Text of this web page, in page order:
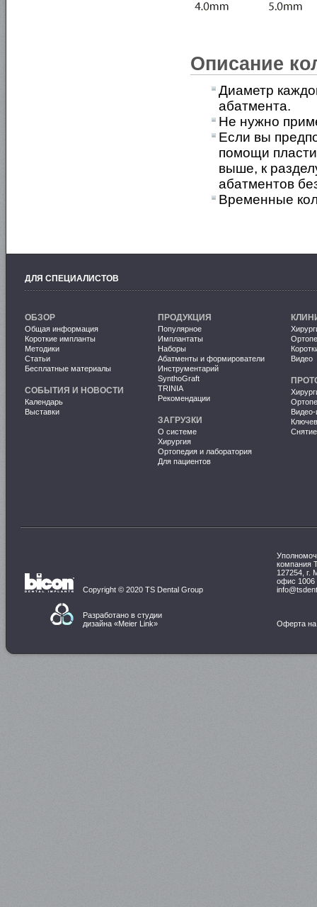
Описание
Диаметр
абатмента.
Не нужно
Если вы
помощи
выше, к
абатментов
Временные
ДЛЯ СПЕЦИАЛИСТОВ
ОБЗОР
Общая информация
Короткие импланты
Методики
Статьи
Бесплатные материалы
СОБЫТИЯ И НОВОСТИ
Календарь
Выставки
ПРОДУКЦИЯ
Популярное
Имплантаты
Наборы
Абатменты и формирователи
Инструментарий
SynthoGraft
TRINIA
Рекомендации
ЗАГРУЗКИ
О системе
Хирургия
Ортопедия и лаборатория
Для пациентов
Видео
Видео-
Copyright © 2020 TS Dental Group
компания
127254, г.
офис 1006
Разработано в студии
дизайна «Meier Link» Оферта на